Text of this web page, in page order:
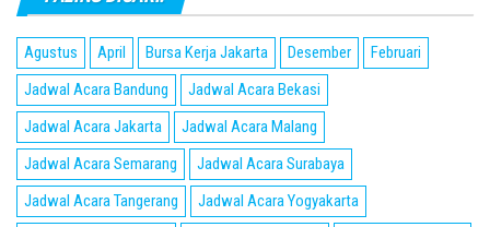
Agustus April Bursa Kerja Jakarta Desember
Februari
Jadwal Acara Bandung
Jadwal Acara Bekasi
Jadwal Acara Jakarta
Jadwal Acara Malang
Jadwal Acara Semarang
Jadwal Acara Surabaya
Jadwal Acara Tangerang
Jadwal Acara Yogyakarta